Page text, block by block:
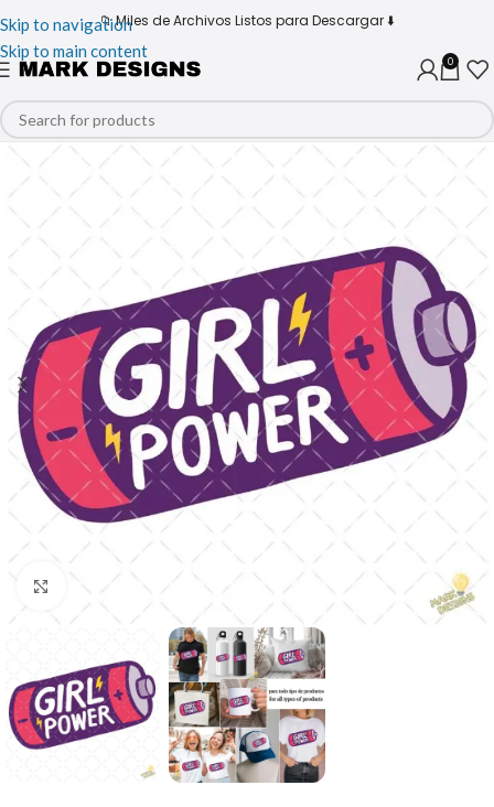
Skip to navigation
Skip to main content
📁 Miles de Archivos Listos para Descargar ⬇️
0